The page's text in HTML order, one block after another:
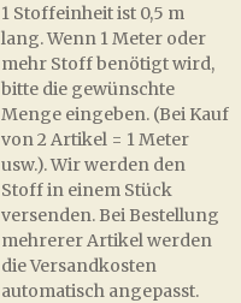
1 Stoffeinheit ist 0,5 m
lang. Wenn 1 Meter oder
mehr Stoff benötigt wird,
bitte die gewünschte
Menge eingeben. (Bei Kauf
von 2 Artikel = 1 Meter
usw.). Wir werden den
Stoff in einem Stück
versenden. Bei Bestellung
mehrerer Artikel werden
die Versandkosten
automatisch angepasst.